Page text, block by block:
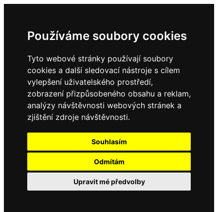
Používáme soubory cookies
Tyto webové stránky používají soubory
cookies a další sledovací nástroje s cílem
vylepšení uživatelského prostředí,
zobrazení přizpůsobeného obsahu a reklam,
analýzy návštěvnosti webových stránek a
zjištění zdroje návštěvnosti.
Souhlasím
Odmítám
Upravit mé předvolby